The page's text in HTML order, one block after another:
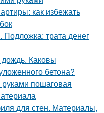
как избежать
трата денег
Каковы
бетона?
пошаговая
для стен. Материалы,